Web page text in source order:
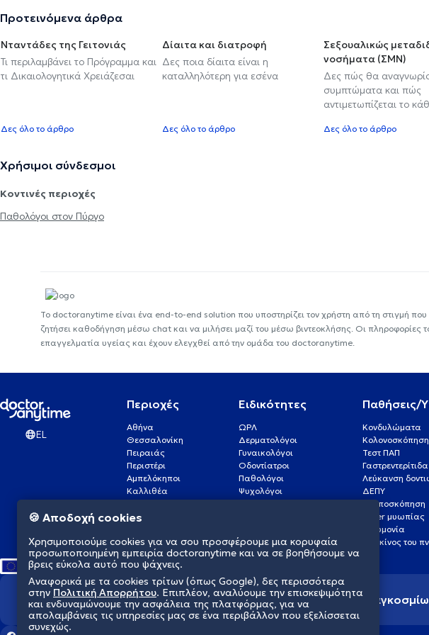
Προτεινόμενα άρθρα
Νταντάδες της Γειτονιάς
Τι περιλαμβάνει το Πρόγραμμα και
τι Δικαιολογητικά Χρειάζεσαι
Δες όλο το άρθρο
Δίαιτα και διατροφή
Δες ποια δίαιτα είναι η
καταλληλότερη για εσένα
Δες όλο το άρθρο
Σεξουαλικώς
νοσήματα (ΣΜΝ)
Δες πώς θα
συμπτώματα και πώς
αντιμετωπίζεται το
Δες όλο το άρθρο
Χρήσιμοι σύνδεσμοι
Κοντινές περιοχές
Παθολόγοι στον Πύργο
Το doctoranytime είναι ένα end-to-end solution που υποστηρίζει τον χρήστη από τη στιγμή που
ζητήσει καθοδήγηση μέσω chat και να μιλήσει μαζί του μέσω βιντεοκλήσης. Οι
επαγγελματία υγείας και έχουν ελεγχθεί από την ομάδα του doctoranytime.
EL
Περιοχές
Αθήνα
Θεσσαλονίκη
Πειραιάς
Περιστέρι
Αμπελόκηποι
Καλλιθέα
Γλυφάδα
Νέα Σμύρνη
Ειδικότητες
ΩΡΛ
Δερματολόγοι
Γυναικολόγοι
Οδοντίατροι
Παθολόγοι
Ψυχολόγοι
Καρδιολόγοι
Παθήσεις/
Κονδυλώματα
Κολονοσκόπηση
Τεστ ΠΑΠ
Γαστρεντερίτιδα
Λεύκανση
ΔΕΠΥ
Κολποσκόπηση
Laser μυωπίας
Πνευμονία
Καρκίνος του
Διαμορφώνουμε το μέλλον της υγείας
🍪 Αποδοχή cookies
Χρησιμοποιούμε cookies για να σου προσφέρουμε μια κορυφαία
προσωποποιημένη εμπειρία doctoranytime και να σε βοηθήσουμε να
βρεις εύκολα αυτό που ψάχνεις.
Αναφορικά με τα cookies τρίτων (όπως Google), δες περισσότερα
στην Πολιτική Απορρήτου. Επιπλέον, αναλύουμε την επισκεψιμότητα
και ενδυναμώνουμε την ασφάλεια της πλατφόρμας, για να
απολαμβάνεις τις υπηρεσίες μας σε ένα περιβάλλον που εξελίσσεται
συνεχώς.